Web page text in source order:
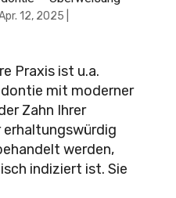
12, 2025
Praxis ist u.a.
mit moderner
Zahn Ihrer
erhaltungswürdig
werden,
indiziert ist. Sie